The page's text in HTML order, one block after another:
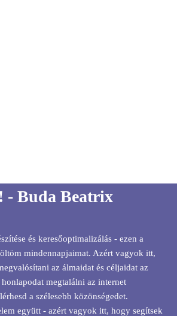
- Buda Beatrix
és keresőoptimalizálás - ezen a
mindennapjaimat. Azért vagyok itt,
az álmaidat és céljaidat az
megtalálni az internet
a szélesebb közönségedet.
együtt - azért vagyok itt, hogy segítsek